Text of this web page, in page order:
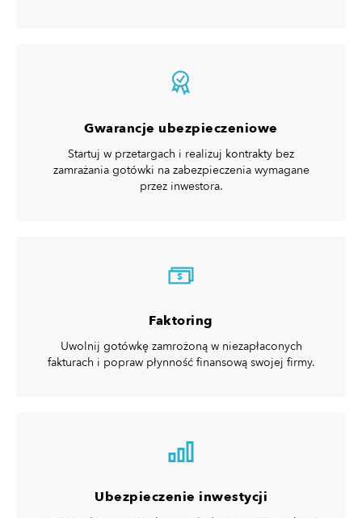
Gwarancje ubezpieczeniowe
Startuj w przetargach i realizuj kontrakty bez
zamrażania gotówki na zabezpieczenia wymagane
przez inwestora.
$
Faktoring
Uwolnij gotówkę zamrożoną w niezapłaconych
fakturach i popraw płynność finansową swojej firmy.
Ubezpieczenie inwestycji